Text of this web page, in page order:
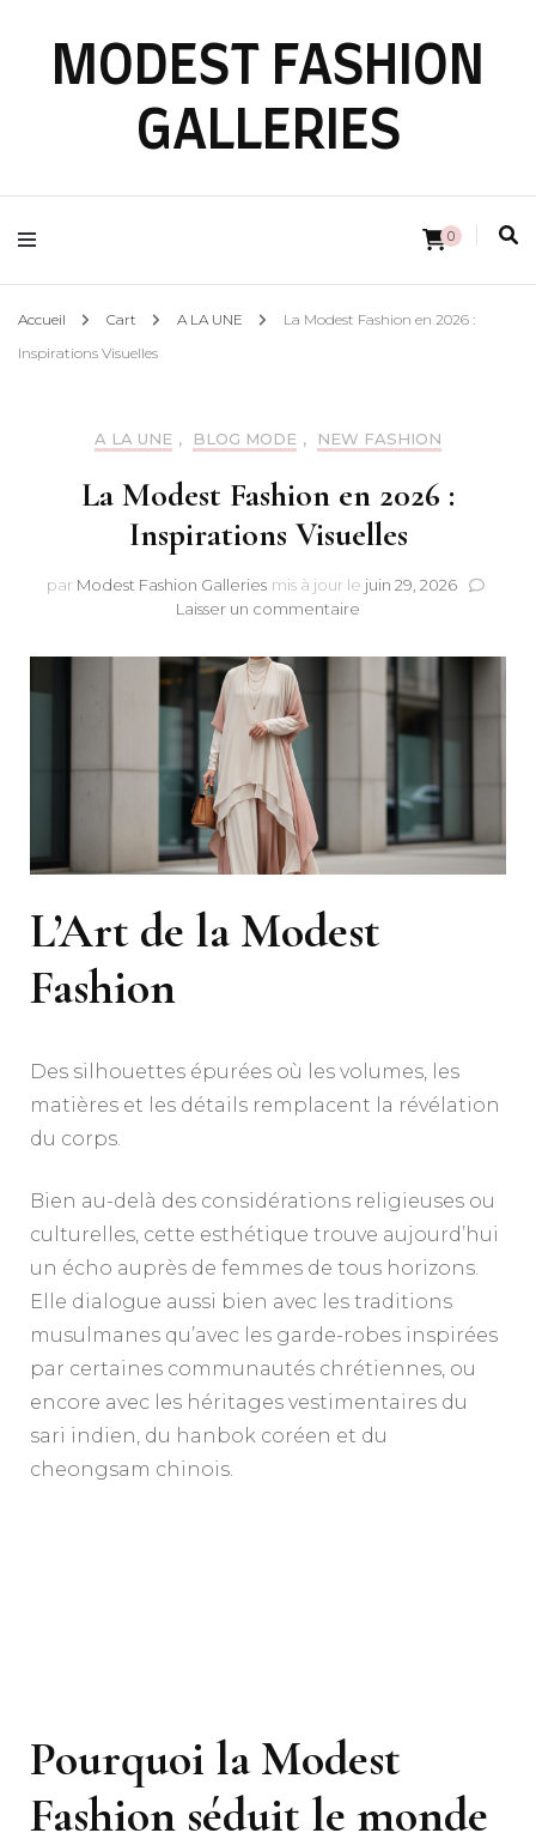
MODEST FASHION
GALLERIES
0
Accueil Cart A LA UNE
La Modest Fashion en 2026 :
Inspirations Visuelles
A LA UNE , BLOG MODE , NEW FASHION
La Modest Fashion en 2026 :
Inspirations Visuelles
par Modest Fashion Galleries mis à jour le juin 29, 2026
Laisser un commentaire
Modest
Fashion
Visuelles
L’Art de la Modest
Fashion
Des silhouettes épurées où les volumes, les
matières et les détails remplacent la révélation
du corps.
Bien au-delà des considérations religieuses ou
culturelles, cette esthétique trouve aujourd’hui
un écho auprès de femmes de tous horizons.
Elle dialogue aussi bien avec les traditions
musulmanes qu’avec les garde-robes inspirées
par certaines communautés chrétiennes, ou
encore avec les héritages vestimentaires du
sari indien, du hanbok coréen et du
cheongsam chinois.
Pourquoi la Modest
Fashion séduit le monde